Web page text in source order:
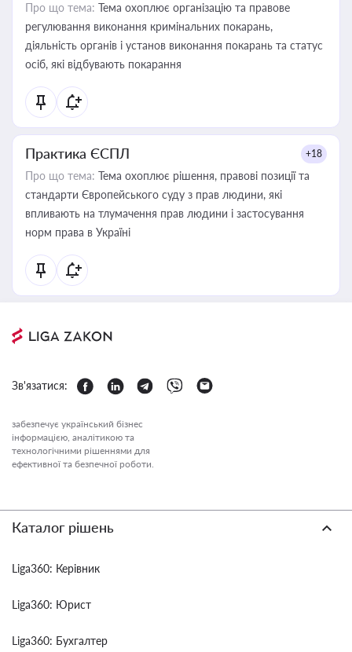
Про що тема: Тема охоплює організацію та правове
регулювання виконання кримінальних покарань,
діяльність органів і установ виконання покарань та статус
осіб, які відбувають покарання
Практика ЄСПЛ +18
Про що тема: Тема охоплює рішення, правові позиції та
стандарти Європейського суду з прав людини, які
впливають на тлумачення прав людини і застосування
норм права в Україні
Зв'язатися:
забезпечує український бізнес
інформацією, аналітикою та
технологічними рішеннями для
ефективної та безпечної роботи.
Каталог рішень
Liga360: Керівник
Liga360: Юрист
Liga360: Бухгалтер